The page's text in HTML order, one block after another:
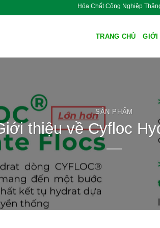
Hóa Chất Công Nghiệp
TRANG CHỦ GIỚI
SẢN PHẨM
thiệu về Cyfloc